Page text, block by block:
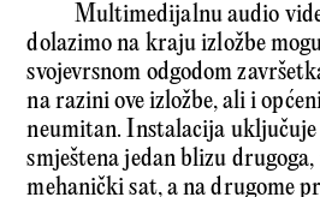
Multimedijalnu audio
dolazimo na kraju izložbe
svojevrsnom odgodom
na razini ove izložbe, ali i
neumitan. Instalacija uključuje
smještena jedan blizu
mehanički sat, a na drugome